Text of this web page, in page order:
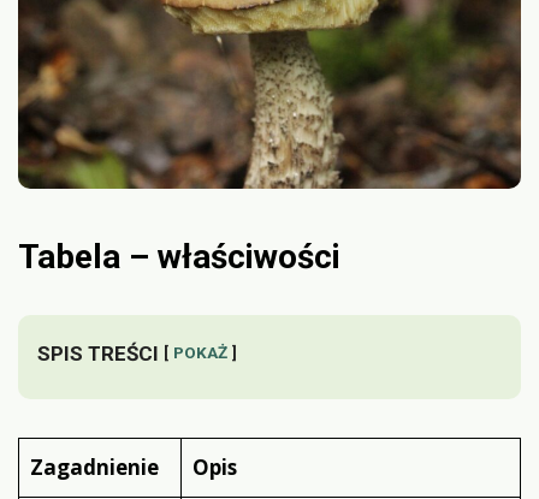
Tabela – właściwości
SPIS TREŚCI POKAŻ
Zagadnienie Opis